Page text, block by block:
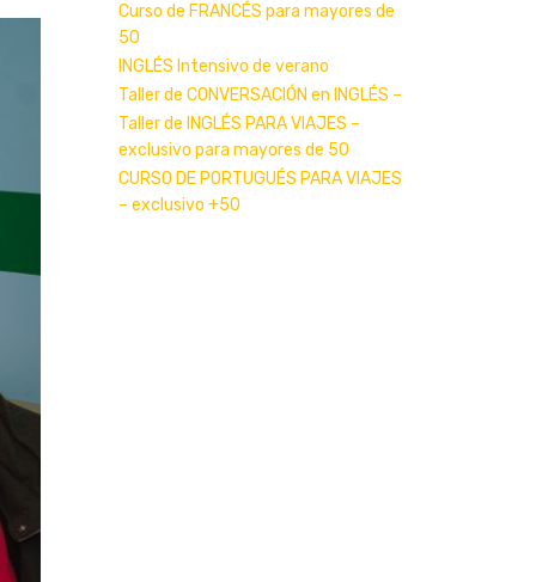
Curso de FRANCÉS para mayores de
50
INGLÉS Intensivo de verano
Taller de CONVERSACIÓN en INGLÉS –
Taller de INGLÉS PARA VIAJES –
exclusivo para mayores de 50
CURSO DE PORTUGUÉS PARA VIAJES
– exclusivo +50